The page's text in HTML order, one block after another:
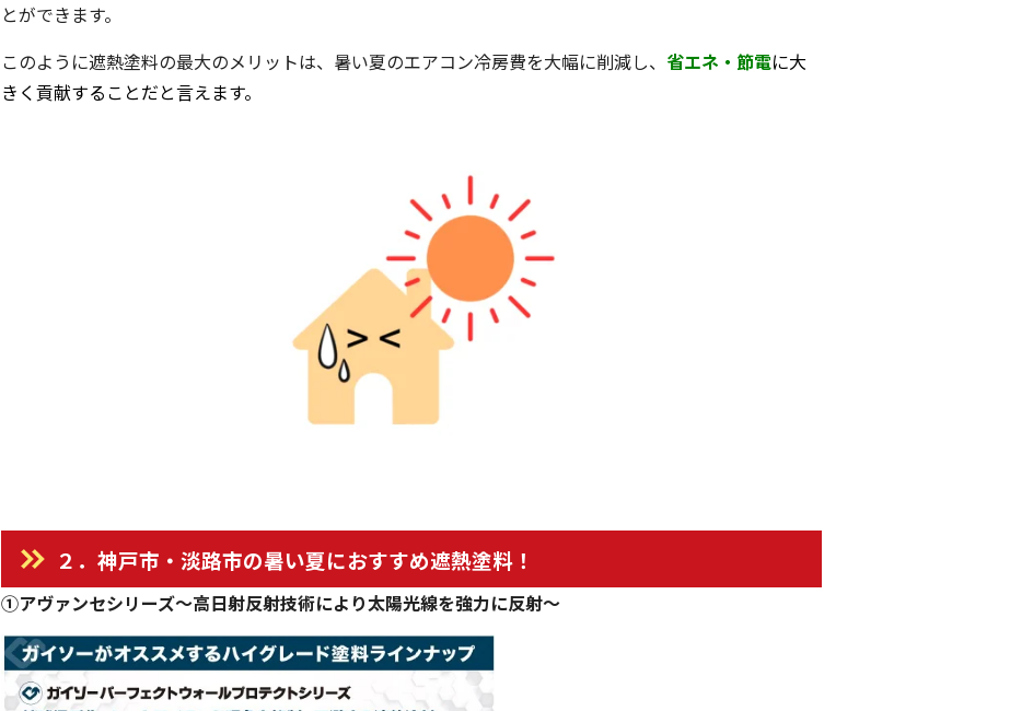
とができます。
このように遮熱塗料の最大のメリットは、暑い夏のエアコン冷房費を大幅に削減し、 省エネ・節電に大
きく貢献することだと言えます。
２．神戸市・淡路市の暑い夏におすすめ遮熱塗料！
①アヴァンセシリーズ～高日射反射技術により太陽光線を強力に反射～